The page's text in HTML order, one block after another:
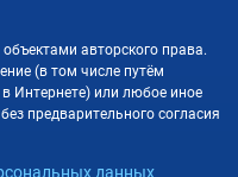
авторского права.
(в том числе путём
Интернете) или любое иное
предварительного согласия
данных